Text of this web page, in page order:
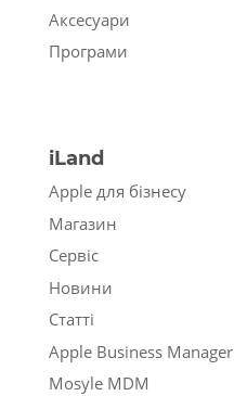
Аксесуари
Програми
iLand
Apple для бізнесу
Магазин
Сервіс
Новини
Статті
Apple Business Manager
Mosyle MDM